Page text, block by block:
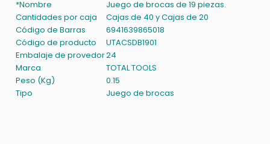
*Nombre
Juego de brocas de 19 piezas.
Cantidades por caja
Cajas de 40 y Cajas de 20
Código de Barras
6941639865018
Código de producto
UTACSDB1901
Embalaje de provedor24
Marca
TOTAL TOOLS
Peso (Kg)
0.15
Tipo
Juego de brocas